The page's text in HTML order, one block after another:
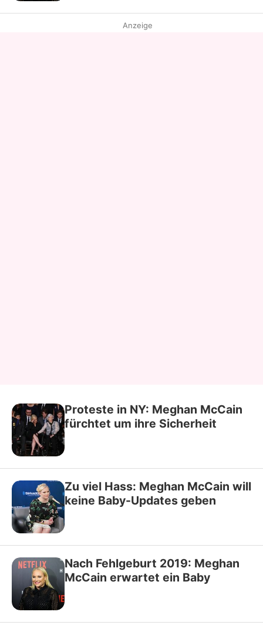
Anzeige
Proteste in NY: Meghan McCain
fürchtet um ihre Sicherheit
Zu viel Hass: Meghan McCain will
keine Baby-Updates geben
Nach Fehlgeburt 2019: Meghan
McCain erwartet ein Baby